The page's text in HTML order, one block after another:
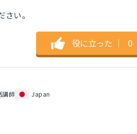
い。
役に立った ｜ 0
講師
Japan